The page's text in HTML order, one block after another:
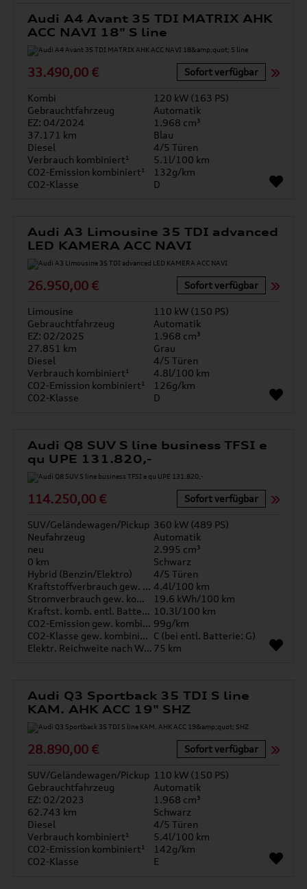
Audi A4 Avant 35 TDI MATRIX AHK
ACC NAVI 18" S line
33.490,00 € Sofort verfügbar
Kombi
120 kW (163 PS)
Gebrauchtfahrzeug
Automatik
EZ: 04/2024
1.968 cm³
37.171 km
Blau
Diesel
4/5 Türen
Verbrauch kombiniert¹
5.1l/100 km
CO2-Emission kombiniert¹
132g/km
CO2-Klasse
D
Audi A3 Limousine 35 TDI advanced
LED KAMERA ACC NAVI
26.950,00 € Sofort verfügbar
Limousine
110 kW (150 PS)
Gebrauchtfahrzeug
Automatik
EZ: 02/2025
1.968 cm³
27.851 km
Grau
Diesel
4/5 Türen
Verbrauch kombiniert¹
4.8l/100 km
CO2-Emission kombiniert¹
126g/km
CO2-Klasse
D
Audi Q8 SUV S line business TFSI e
qu UPE 131.820,-
114.250,00 € Sofort verfügbar
SUV/Geländewagen/Pickup 360 kW (489 PS)
Neufahrzeug
Automatik
neu
2.995 cm³
0 km
Schwarz
Hybrid (Benzin/Elektro)
4/5 Türen
Kraftstoffverbrauch gew. kombiniert 4.4l/100 km
Stromverbrauch gew. kombiniert
19.6 kWh/100 km
Kraftst. komb. entl. Batterie 10.3l/100 km
CO2-Emission gew. kombiniert 99g/km
CO2-Klasse gew. kombiniert C (bei entl. Batterie: G)
Elektr. Reichweite nach WLTP* 75 km
Audi Q3 Sportback 35 TDI S line
KAM. AHK ACC 19" SHZ
28.890,00 € Sofort verfügbar
SUV/Geländewagen/Pickup 110 kW (150 PS)
Gebrauchtfahrzeug
Automatik
EZ: 02/2023
1.968 cm³
62.743 km
Schwarz
Diesel
4/5 Türen
Verbrauch kombiniert¹
5.4l/100 km
CO2-Emission kombiniert¹
142g/km
CO2-Klasse
E